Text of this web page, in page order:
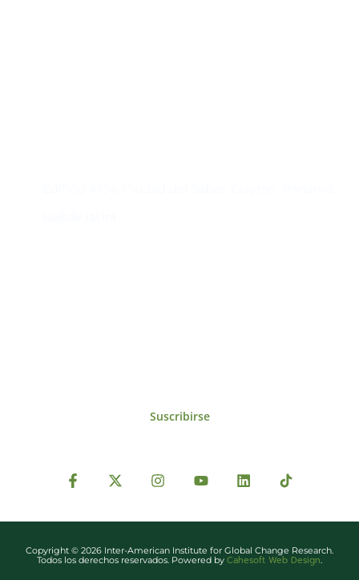
Suscribirse
Copyright © 2026 Inter-American Institute for Global Change Research.
Todos los derechos reservados. Powered by Cahesoft Web Design.